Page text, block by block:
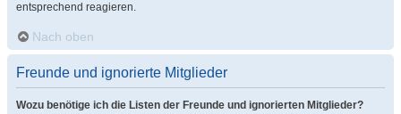
entsprechend reagieren.
Nach oben
Freunde und ignorierte Mitglieder
Wozu benötige ich die Listen der Freunde und ignorierten Mitglieder?